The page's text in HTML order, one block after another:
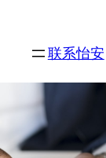
联系怡安